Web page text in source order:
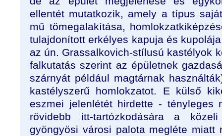
ellentét mutatkozik, amely a típus
mű tömegalakítása,
tulajdonított erkélyes kapuja és
az ún. Grassalkovich-stílusú kastélyok
falkutatás szerint az épületnek
szárnyát például magtárnak
kastélyszerű homlokzatot. E külső
eszmei jelenlétét hirdette - tényleges
rövidebb itt-tartózkodására a
gyöngyösi városi palota megléte miatt